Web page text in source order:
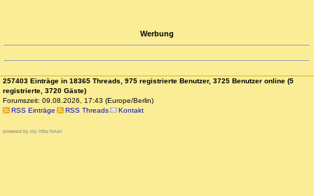
Werbung
257403 Einträge in 18365 Threads, 975 registrierte Benutzer, 3725 Benutzer online (5
registrierte, 3720 Gäste)
Forumszeit: 09.08.2026, 17:43 (Europe/Berlin)
RSS Einträge
RSS Threads Kontakt
powered by my little forum